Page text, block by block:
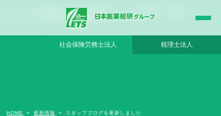
スタッフブログを更新しました - 日本医業総研グループ |日本医業総研｜医院開業・承
継・クリニック経営支援・医療モール開発
社会保険労務士法人 税理士法人
HOME 更新情報 スタッフブログを更新しました